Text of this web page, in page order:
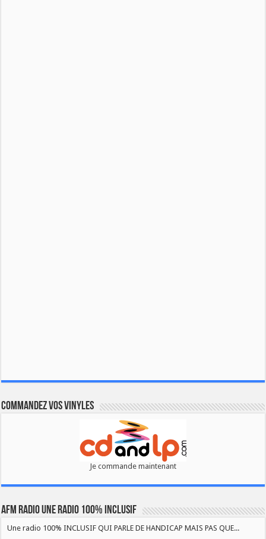
Commandez vos vinyles
Je commande maintenant
AFM RADIO UNE RADIO 100% INCLUSIF
Une radio 100% INCLUSIF QUI PARLE DE HANDICAP MAIS PAS QUE...